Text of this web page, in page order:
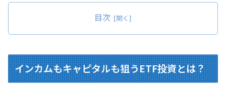
目次
インカムもキャピタルも狙うETF投資とは？